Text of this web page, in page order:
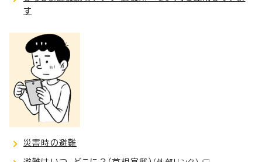
す
災害時の避難